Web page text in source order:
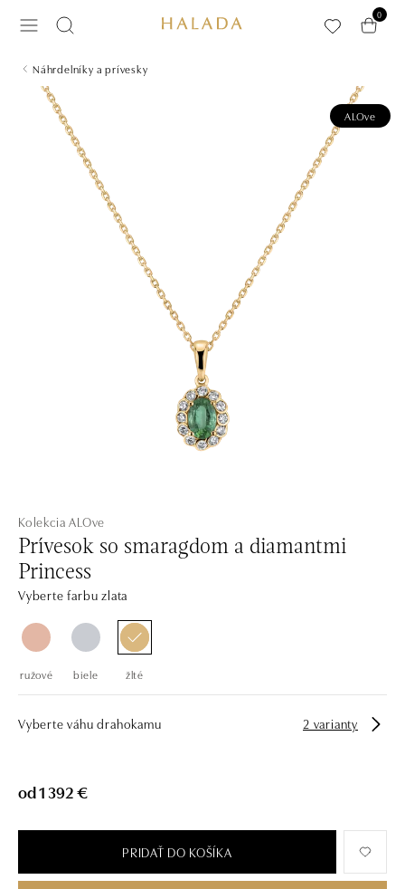
0
Náhrdelníky a prívesky
ALOve
Kolekcia ALOve
Prívesok so smaragdom a diamantmi
Princess
Vyberte farbu zlata
ružové biele žlté
Vyberte váhu drahokamu 2 varianty
od 1 392 €
PRIDAŤ DO KOŠÍKA